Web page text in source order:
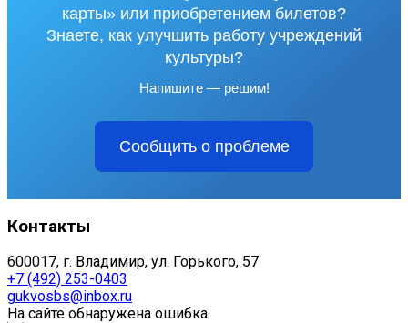
карты» или приобретением билетов?
Знаете, как улучшить работу учреждений
культуры?
Напишите — решим!
Сообщить о проблеме
Контакты
600017, г. Владимир, ул. Горького, 57
+7 (492) 253-0403
gukvosbs@inbox.ru
На сайте обнаружена ошибка